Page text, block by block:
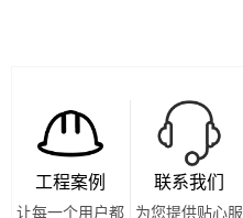
工程案例
让每一个用户都
联系我们
为您提供贴心服